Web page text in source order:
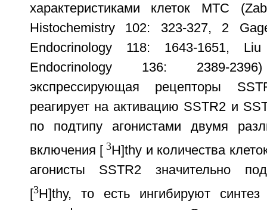
характеристиками клеток МТС
Histochemistry 102: 323-327, 2
Endocrinology 118: 1643-1651,
Endocrinology 136: 2389-
экспрессирующая рецепторы
реагирует на активацию SSTR2 и
по подтипу агонистами двумя
включения [ 3H]thy и количества
агонисты SSTR2 значительно
[3H]thy, то есть ингибируют